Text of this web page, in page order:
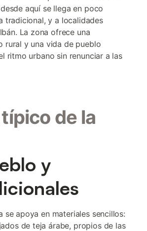
aquí se llega en poco
tradicional, y a localidades
La zona ofrece una
rural y una vida de pueblo
ritmo urbano sin renunciar a las
de la
y
apoya en materiales sencillos:
de teja árabe, propios de las